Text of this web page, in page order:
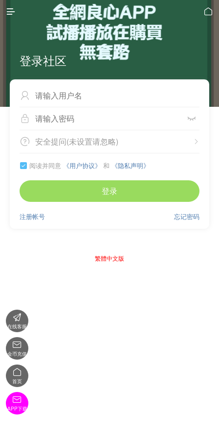
 
登录社区

 
 
安全提问(未设置请忽略)
 阅读并同意 《用户协议》 和 《隐私声明》
登录
忘记密码
注册帐号
繁體中文版

在线客服

金币充值

首页

APP下载